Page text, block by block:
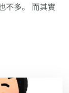
不多。 而其實